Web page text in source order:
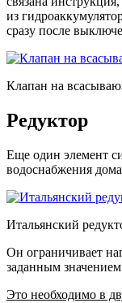
из
сразу после
Клапан на
Редуктор
Еще один элемент
водоснабжения
Итальянский
Он ограничивает
заданным
Это необходимо в